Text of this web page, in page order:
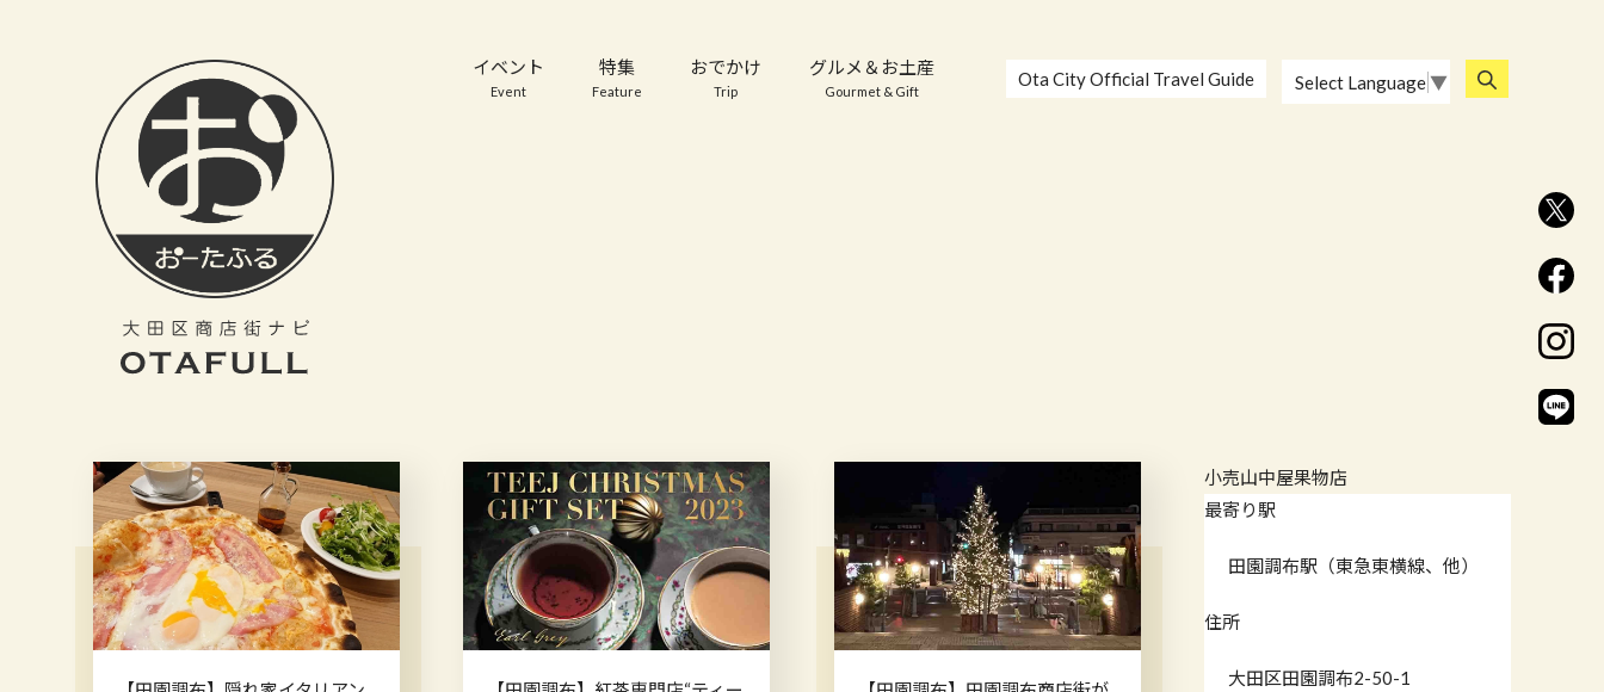
イベント
Event
特集
Feature
おでかけ
Trip
グルメ＆お土産
Gourmet & Gift
Ota City Official Travel Guide Select Language ▼
小売山中屋果物店
最寄り駅
田園調布駅（東急東横線、他）
住所
大田区田園調布2-50-1